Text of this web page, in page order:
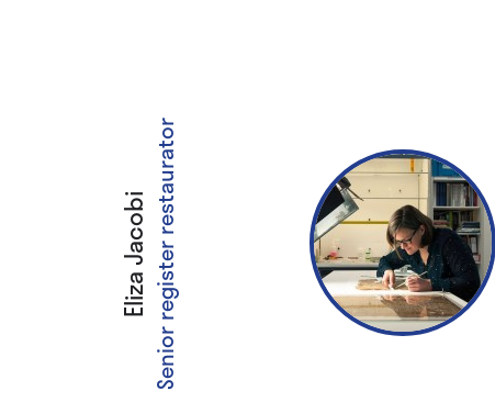
Eliza JacobiSenior register restaurator